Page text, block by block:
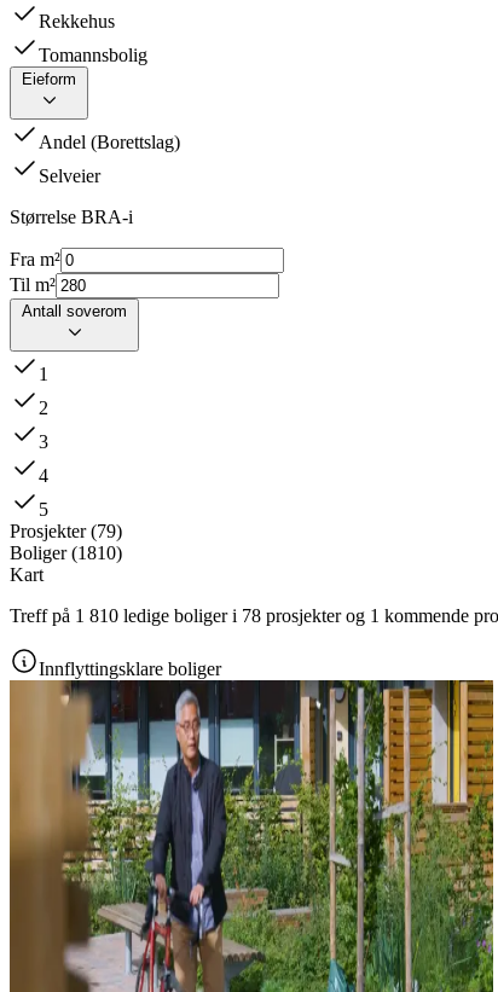
Rekkehus
Tomannsbolig
Eieform
Andel (Borettslag)
Selveier
Størrelse BRA-i
Fra m²
Til m²
Antall soverom
1
2
3
4
5
Prosjekter (79)
Boliger (1810)
Kart
Treff på 1 810 ledige boliger i 78 prosjekter og 1 kommende
Innflyttingsklare boliger